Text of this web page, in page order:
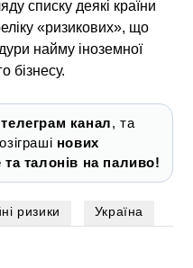
списку деякі країни
«ризикових», що
найму іноземної
бізнесу.
телеграм канал, та
нових
та талонів на паливо!
ризики Україна